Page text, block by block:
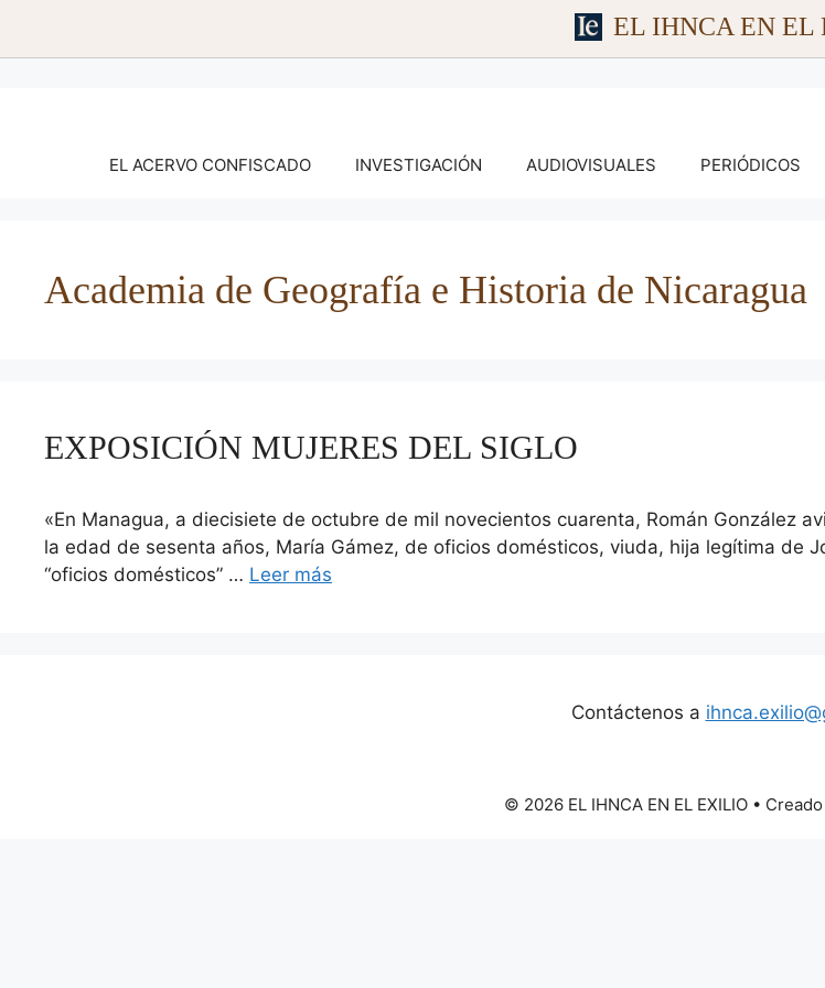
EL IHNCA EN EL
EL ACERVO CONFISCADO INVESTIGACIÓN AUDIOVISUALES PERIÓDICOS
Academia de Geografía e Historia de Nicaragua
EXPOSICIÓN MUJERES DEL SIGLO
«En Managua, a diecisiete de octubre de mil novecientos cuarenta, Román González
la edad de sesenta años, María Gámez, de oficios domésticos, viuda, hija legítima de
“oficios domésticos” … Leer más
Contáctenos a
© 2026 EL IHNCA EN EL EXILIO •